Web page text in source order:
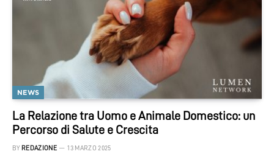
NEWS
La Relazione tra Uomo e Animale Domestico: un
Percorso di Salute e Crescita
BY REDAZIONE 13 MARZO 2025